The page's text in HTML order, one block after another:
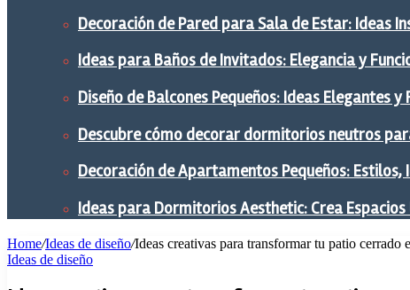
Decoración de Pared para Sala de Estar: Ideas
Ideas para Baños de Invitados: Elegancia y
Diseño de Balcones Pequeños: Ideas Elegantes
Descubre cómo decorar dormitorios neutros
Decoración de Apartamentos Pequeños:
Ideas para Dormitorios Aesthetic: Crea
Home/Ideas de diseño/Ideas creativas para transformar tu patio
Ideas de diseño